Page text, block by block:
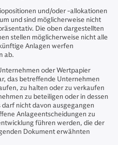
und/oder ‑allokationen
und sind möglicherweise nicht
Die oben dargestellten
stellen möglicherweise nicht alle
Anlagen werfen
ab.
oder Wertpapier
das betreffende Unternehmen
zu halten oder zu verkaufen
zu beteiligen oder in dessen
nicht davon ausgegangen
Anlageentscheidungen zu
führen werden, die der
Dokument erwähnten